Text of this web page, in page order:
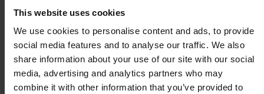
This website uses cookies
We use cookies to personalise content and ads, to provide
social media features and to analyse our traffic. We also
share information about your use of our site with our social
media, advertising and analytics partners who may
combine it with other information that you’ve provided to
krkrkr•Mat och dryck•Restaurang•Medelhavsrestaurang•Mat och dryck•
4,5
4,5
Bild /Ottolenghi